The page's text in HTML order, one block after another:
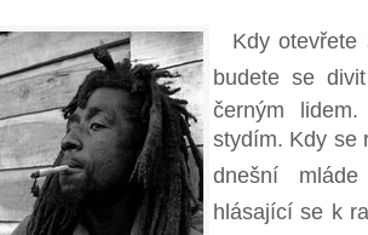
Kdy
budete se
černým
stydím. Kdy
dnešní
hlásající se k